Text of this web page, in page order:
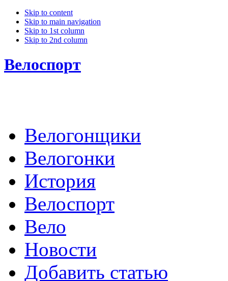
Skip to content
Skip to main navigation
Skip to 1st column
Skip to 2nd column
Велоспорт
Велогонщики
Велогонки
История
Велоспорт
Вело
Новости
Добавить статью